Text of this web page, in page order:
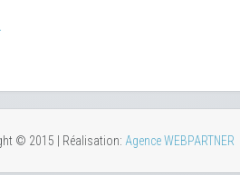
© 2015 | Réalisation: Agence WEBPARTNER